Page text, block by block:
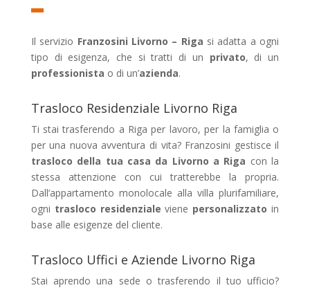
Il servizio Franzosini Livorno – Riga si adatta a ogni
tipo di esigenza, che si tratti di un privato, di un
professionista o di un’azienda.
Trasloco Residenziale Livorno Riga
Ti stai trasferendo a Riga per lavoro, per la famiglia o
per una nuova avventura di vita? Franzosini gestisce il
trasloco della tua casa da Livorno a Riga con la
stessa attenzione con cui tratterebbe la propria.
Dall’appartamento monolocale alla villa plurifamiliare,
ogni trasloco residenziale viene personalizzato in
base alle esigenze del cliente.
Trasloco Uffici e Aziende Livorno Riga
Stai aprendo una sede o trasferendo il tuo ufficio?